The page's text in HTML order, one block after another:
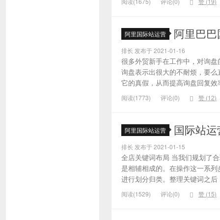
阿里国际站运营 阿里巴
排长 发布于 2021-01-16
很多外贸新手在工作中，对询
询盘表示出很大的不耐烦，要
它的真假，从而提高询盘回复
阅读(1773) 评论(0) 赞 (12)
阿里国际站运营 国际站
排长 发布于 2021-01-15
全店关键词布局 当我们规划了
是相辅相成的。在操作这一系
进行划分归类。整理关键词之
阅读(1529) 评论(0) 赞 (15)